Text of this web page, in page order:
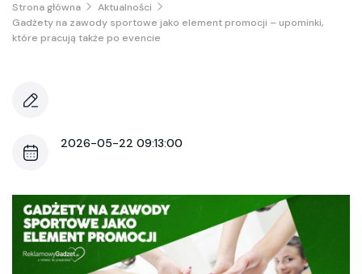
Strona główna
Aktualności
Gadżety na zawody sportowe jako element promocji – upominki,
które pracują także po evencie
2026-05-22 09:13:00